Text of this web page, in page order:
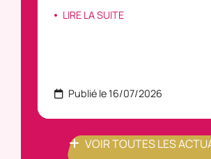
LIRE LA SUITE
Publié le 16/07/2026
VOIR TOUTES LES